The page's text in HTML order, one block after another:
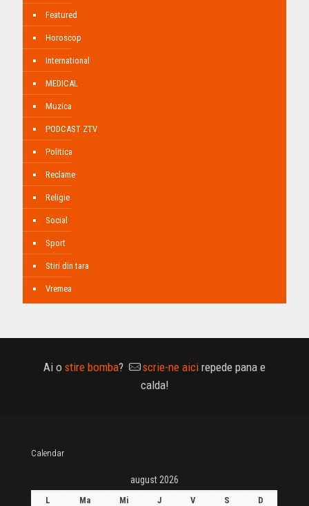
Featured
Horoscop
International
MEDICAL
Muzica
PODCAST ZTV
Politica
Reclame
Religie
Social
Sport
Stiri din tara
Vremea
Ai o stire bomba? scrie-ne aici repede pana e
calda!
Calendar
august 2026
L Ma Mi J V S
D